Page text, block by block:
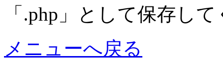
「.php」として保存し
メニューへ戻る